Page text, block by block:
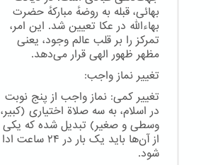
بهائی، قبله به روضهٔ مبارکهٔ حضرت
بهاءالله در عکا تعیین شد. این امر،
تمرکز را بر قلب عالم وجود، یعنی
مظهر ظهور الهی قرار می‌دهد.
تغییر نماز واجب:
تغییر کمی: نماز واجب از پنج نوبت
در اسلام، به سه صلاة اختیاری (کبیر،
وسطی و صغیر) تبدیل شده که یکی
از آن‌ها باید یک بار در ۲۴ ساعت ادا
شود.